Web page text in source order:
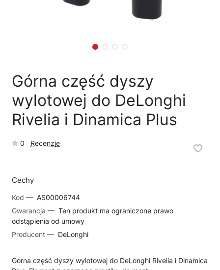
Górna część dyszy
wylotowej do DeLonghi
Rivelia i Dinamica Plus
0 Recenzje
Cechy
Kod — AS00006744
Gwarancja — Ten produkt ma ograniczone prawo
odstąpienia od umowy
Producent — DeLonghi
Górna część dyszy wylotowej do DeLonghi Rivelia i Dinamica
📦Reklamacja towaru